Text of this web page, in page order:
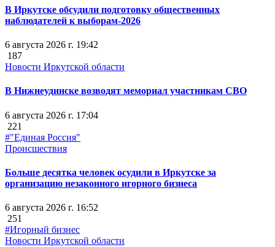
В Иркутске обсудили подготовку общественных
наблюдателей к выборам-2026
6 августа 2026 г. 19:42
187
Новости Иркутской области
В Нижнеудинске возводят мемориал участникам СВО
6 августа 2026 г. 17:04
221
#"Единая Россия"
Происшествия
Больше десятка человек осудили в Иркутске за
организацию незаконного игорного бизнеса
6 августа 2026 г. 16:52
251
#Игорный бизнес
Новости Иркутской области